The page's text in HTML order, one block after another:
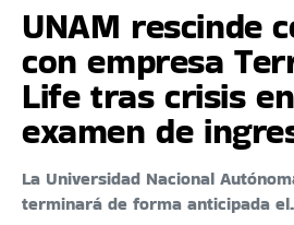
UNAM rescinde
con empresa
Life tras crisis
examen de
La Universidad Nacional
terminará de forma anticipada